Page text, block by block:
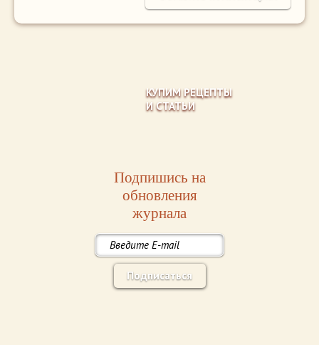
КУПИМ РЕЦЕПТЫ
И СТАТЬИ
Подпишись на
обновления
журнала
Подписаться